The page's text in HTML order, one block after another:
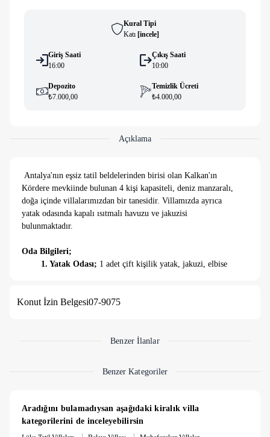
Kural Tipi
Katı [i̇ncele]
Giriş Saati
16:00
Çıkış Saati
10:00
Depozito
₺7.000,00
Temizlik Ücreti
₺4.000,00
Açıklama
Antalya'nın eşsiz tatil beldelerinden birisi olan Kalkan'ın
Kördere mevkiinde bulunan 4 kişi kapasiteli, deniz manzaralı,
doğa içinde villalarımızdan bir tanesidir. Villamızda ayrıca
yatak odasında kapalı ısıtmalı havuzu ve jakuzisi
bulunmaktadır.
Oda Bilgileri;
1. Yatak Odası; 1 adet çift kişilik yatak, jakuzi, elbise
2. Yatak Odası;2 adet tek kişilik yatak, elbise dolabı,
Villamızda tüm ihtiyaçlarınızı karşılayacak şekilde yeterli
derinliğindedir.
Villamızın ısıtmalı kapalı havuzu; 5 * 3 metre ebatlarında
1,2 metre derinliğindedir.
Konut İzin Belgesi07-9075
Benzer İlanlar
Benzer Kategoriler
Aradığını bulamadıysan aşağıdaki kiralık villa
kategorilerini de inceleyebilirsin